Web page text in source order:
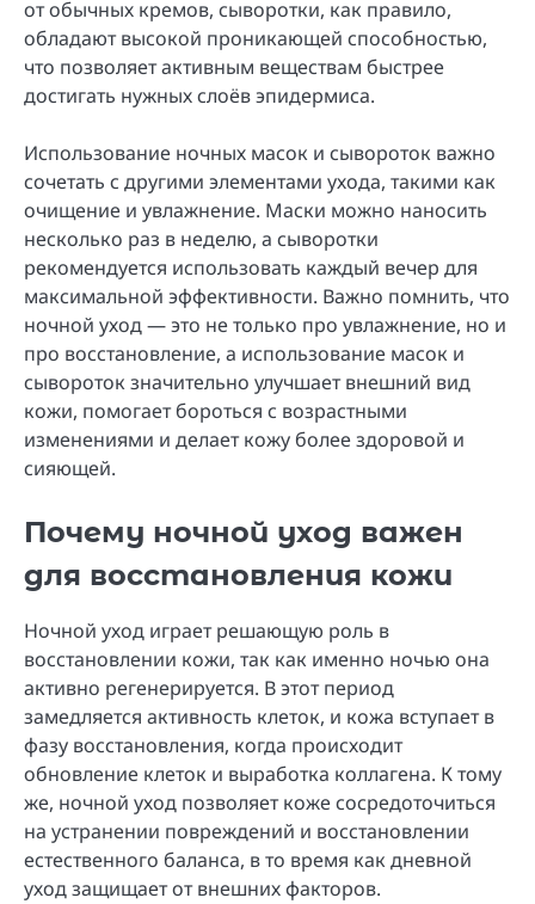
от обычных кремов, сыворотки, как правило,
обладают высокой проникающей способностью,
что позволяет активным веществам быстрее
достигать нужных слоёв эпидермиса.
Использование ночных масок и сывороток важно
сочетать с другими элементами ухода, такими как
очищение и увлажнение. Маски можно наносить
несколько раз в неделю, а сыворотки
рекомендуется использовать каждый вечер для
максимальной эффективности. Важно помнить, что
ночной уход — это не только про увлажнение, но и
про восстановление, а использование масок и
сывороток значительно улучшает внешний вид
кожи, помогает бороться с возрастными
изменениями и делает кожу более здоровой и
сияющей.
Почему ночной уход важен
для восстановления кожи
Ночной уход играет решающую роль в
восстановлении кожи, так как именно ночью она
активно регенерируется. В этот период
замедляется активность клеток, и кожа вступает в
фазу восстановления, когда происходит
обновление клеток и выработка коллагена. К тому
же, ночной уход позволяет коже сосредоточиться
на устранении повреждений и восстановлении
естественного баланса, в то время как дневной
уход защищает от внешних факторов.